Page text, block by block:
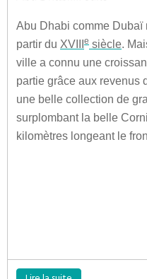
Abu Dhabi comme Dubaï
partir du XVIII e siècle.
ville a connu une
partie grâce aux revenus
une belle collection de
surplombant la belle
kilomètres longeant le